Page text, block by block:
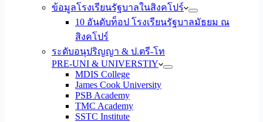
ข้อมูลโรงเรียนรัฐบาลในสิงคโปร์
10 อันดับท็อป โรงเรียนรัฐบาลมัธยม ณ
สิงคโปร์
ระดับอนุปริญญา & ป.ตรี-โท
PRE-UNI & UNIVERSTIY
MDIS College
James Cook University
PSB Academy
TMC Academy
SSTC Institute